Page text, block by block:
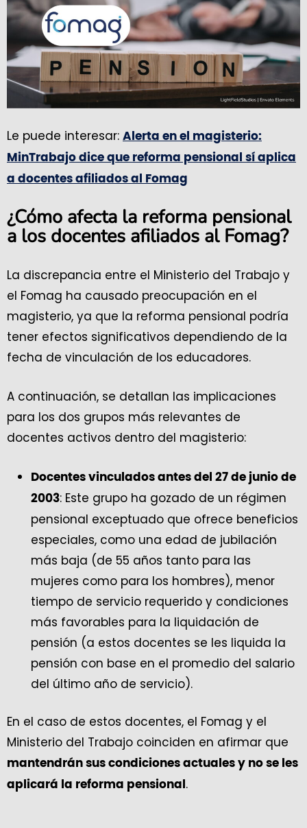
Le puede interesar: Alerta en el magisterio:
MinTrabajo dice que reforma pensional sí aplica
a docentes afiliados al Fomag
¿Cómo afecta la reforma pensional
a los docentes afiliados al Fomag?
La discrepancia entre el Ministerio del Trabajo y
el Fomag ha causado preocupación en el
magisterio, ya que la reforma pensional podría
tener efectos significativos dependiendo de la
fecha de vinculación de los educadores.
A continuación, se detallan las implicaciones
para los dos grupos más relevantes de
docentes activos dentro del magisterio:
Docentes vinculados antes del 27 de junio de
2003: Este grupo ha gozado de un régimen
pensional exceptuado que ofrece beneficios
especiales, como una edad de jubilación
más baja (de 55 años tanto para las
mujeres como para los hombres), menor
tiempo de servicio requerido y condiciones
más favorables para la liquidación de
pensión (a estos docentes se les liquida la
pensión con base en el promedio del salario
del último año de servicio).
En el caso de estos docentes, el Fomag y el
Ministerio del Trabajo coinciden en afirmar que
mantendrán sus condiciones actuales y no se les
aplicará la reforma pensional .